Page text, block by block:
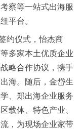
察等一站式出海服
平台。
约仪式，怡杰商
多家本土优质企业
略合作协议，携手
海。随后，金岱生
、郑出海企业服务
载体、特色产业、
，为现场企业家带